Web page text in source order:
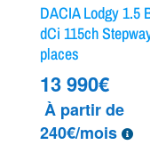
DACIA Lodgy 1.5
dCi 115ch
places
13 990€
À partir de
240€/mois